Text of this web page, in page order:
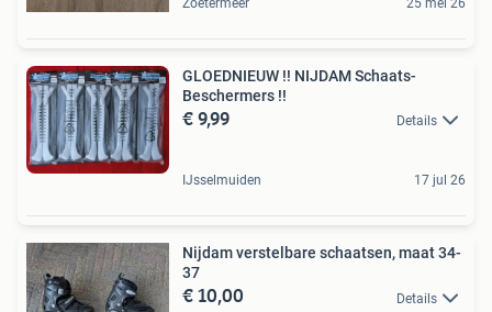
Zoetermeer 25 mei 26
GLOEDNIEUW !! NIJDAM Schaats-
Beschermers !!
€ 9,99 Details
IJsselmuiden 17 jul 26
Nijdam verstelbare schaatsen, maat 34-
37
€ 10,00 Details